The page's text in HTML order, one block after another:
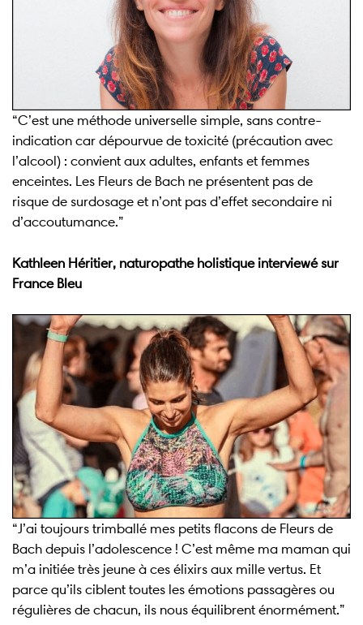
“C’est une méthode universelle simple, sans contre-
indication car dépourvue de toxicité (précaution avec
l’alcool) : convient aux adultes, enfants et femmes
enceintes. Les Fleurs de Bach ne présentent pas de
risque de surdosage et n’ont pas d’effet secondaire ni
d’accoutumance.”
Kathleen Héritier, naturopathe holistique interviewé sur
France Bleu
“J’ai toujours trimballé mes petits flacons de Fleurs de
Bach depuis l’adolescence ! C’est même ma maman qui
m’a initiée très jeune à ces élixirs aux mille vertus. Et
parce qu’ils ciblent toutes les émotions passagères ou
régulières de chacun, ils nous équilibrent énormément.”